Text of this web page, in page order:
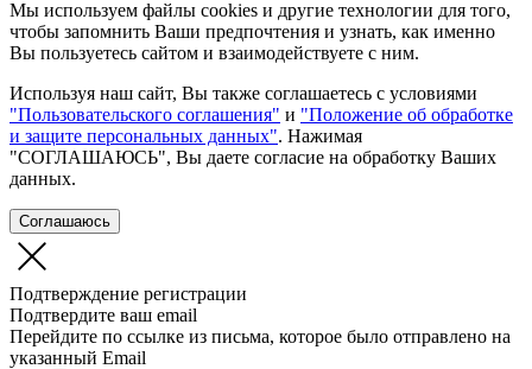
Мы используем файлы cookies и другие технологии для того,
чтобы запомнить Ваши предпочтения и узнать, как именно
Вы пользуетесь сайтом и взаимодействуете с ним.
Используя наш сайт, Вы также соглашаетесь с условиями
"Пользовательского соглашения" и "Положение об обработке
и защите персональных данных". Нажимая
"СОГЛАШАЮСЬ", Вы даете согласие на обработку Ваших
данных.
Соглашаюсь
Подтверждение регистрации
Подтвердите ваш email
Перейдите по ссылке из письма, которое было отправлено на
указанный Email